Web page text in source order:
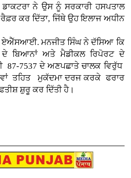
ਨੇ ਉਸ ਨੂੰ ਸਰਕਾਰੀ ਹਸਪਤਾਲ
ਕਰ ਦਿੱਤਾ, ਜਿੱਥੇ ਉਹ ਇਲਾਜ ਅਧੀਨ
ਮਨਜੀਤ ਸਿੰਘ ਨੇ ਦੱਸਿਆ ਕਿ
ਦੇ ਬਿਆਨਾਂ ਅਤੇ ਮੈਡੀਕਲ ਰਿਪੋਰਟ ਦੇ
87-7537 ਦੇ ਅਣਪਛਾਤੇ ਚਾਲਕ ਵਿਰੁੱਧ
ਤਹਿਤ ਮੁਕੱਦਮਾ ਦਰਜ ਕਰਕੇ ਫਰਾਰ
ਸ਼ੁਰੂ ਕਰ ਦਿੱਤੀ ਹੈ।